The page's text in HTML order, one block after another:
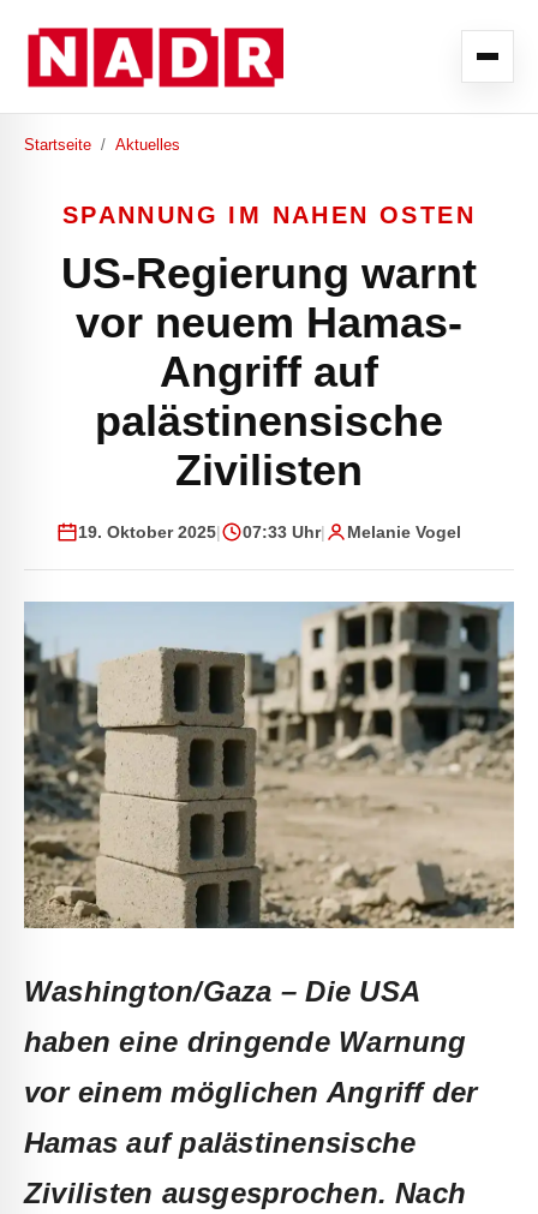
Startseite / Aktuelles
SPANNUNG IM NAHEN OSTEN
US-Regierung warnt
vor neuem Hamas-
Angriff auf
palästinensische
Zivilisten
19. Oktober 2025| 07:33 Uhr| Melanie Vogel
Washington/Gaza – Die USA
haben eine dringende Warnung
vor einem möglichen Angriff der
Hamas auf palästinensische
Zivilisten ausgesprochen. Nach